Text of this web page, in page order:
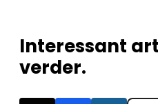
Interessant
verder.